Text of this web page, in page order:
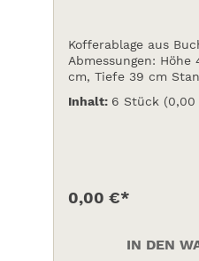
Kofferablage aus
Abmessungen: Höhe
cm, Tiefe 39 cm
Nylon schwarz (Auf
aus Leder oder
Inhalt: 6 Stück
0,00 €*
IN DEN